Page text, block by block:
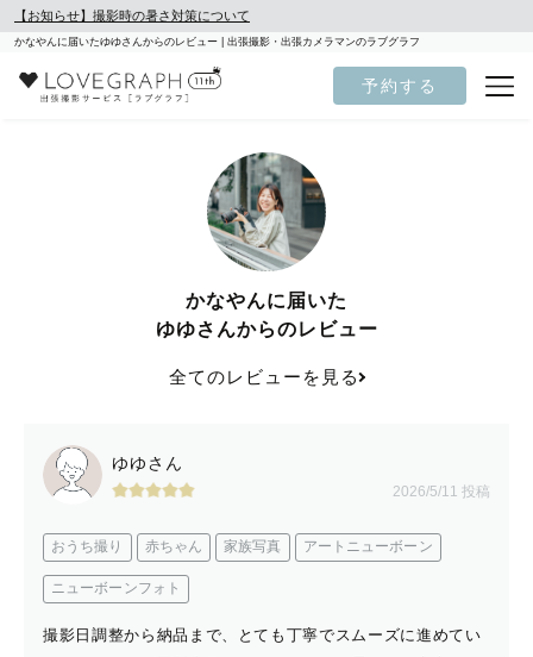
【お知らせ】撮影時の暑さ対策について
かなやんに届いたゆゆさんからのレビュー | 出張撮影・出張カメラマンのラブグラフ
予約する
かなやんに届いた
ゆゆさんからのレビュー
全てのレビューを見る
ゆゆさん
2026/5/11 投稿
おうち撮り 赤ちゃん 家族写真 アートニューボーン
ニューボーンフォト
撮影日調整から納品まで、とても丁寧でスムーズに進めてい